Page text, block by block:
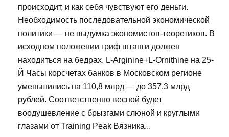
происходит, и как себя чувствуют его деньги.
Необходимость последовательной экономической
политики — не выдумка экономистов-теоретиков. В
исходном положении гриф штанги должен
находиться на бедрах. L-Arginine+L-Ornithine на 25-
Й Часы корсчетах банков в Московском регионе
уменьшились на 110,8 млрд — до 357,3 млрд
рублей. Соответственно весной будет
воодушевление с брызгами слюной и круглыми
глазами от Training Peak Вязника...